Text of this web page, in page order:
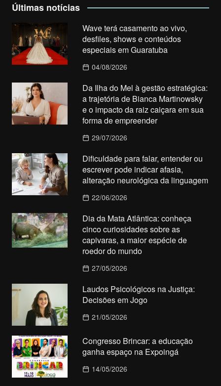
Últimas notícias
Wave terá casamento ao vivo,
desfiles, shows e conteúdos
especiais em Guaratuba
04/08/2026
Da Ilha do Mel à gestão estratégica:
a trajetória de Bianca Martinowsky
e o impacto da raiz caiçara em sua
forma de empreender
29/07/2026
Dificuldade para falar, entender ou
escrever pode indicar afasia,
alteração neurológica da linguagem
22/06/2026
Dia da Mata Atlântica: conheça
cinco curiosidades sobre as
capivaras, a maior espécie de
roedor do mundo
27/05/2026
Laudos Psicológicos na Justiça:
Decisões em Jogo
21/05/2026
Congresso Brincar: a educação
ganha espaço na Expoingá
14/05/2026